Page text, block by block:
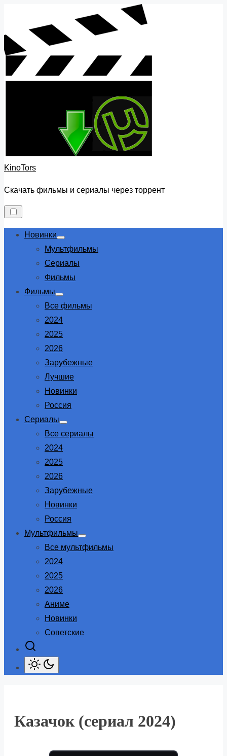
content
KinoTors
Скачать фильмы и сериалы через торрент
Новинки
Show
sub
Мультфильмы
Сериалы
Фильмы
Фильмы
Show
sub
Все фильмы
2024
2025
2026
Зарубежные
Лучшие
Новинки
Россия
Сериалы
Show
sub
Все сериалы
2024
2025
2026
Зарубежные
Новинки
Россия
Мультфильмы
Show
sub
Все мультфильмы
2024
2025
2026
Аниме
Новинки
Советские
Казачок (сериал 2024)